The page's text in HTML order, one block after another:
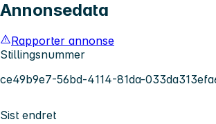
Annonsedata
Rapporter annonse
Stillingsnummer
ce49b9e7-56bd-4114-81da-
Sist endret